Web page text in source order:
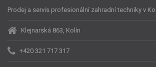
Prodej a servis profesionální zahradní techniky v
Klejnarská 863, Kolín
+420 321 717 317